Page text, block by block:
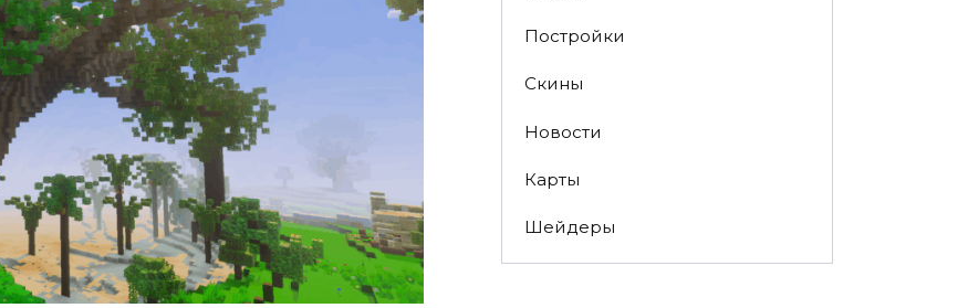
Постройки
Скины
Новости
Карты
Шейдеры